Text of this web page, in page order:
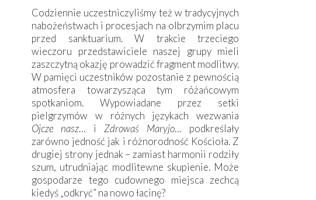
Codziennie uczestniczyliśmy też w tradycyjnych
nabożeństwach i procesjach na olbrzymim placu
przed sanktuarium. W trakcie trzeciego
wieczoru przedstawiciele naszej grupy mieli
zaszczytną okazję prowadzić fragment modlitwy.
W pamięci uczestników pozostanie z pewnością
atmosfera towarzysząca tym różańcowym
spotkaniom. Wypowiadane przez setki
pielgrzymów w różnych językach wezwania
Ojcze nasz… i Zdrowaś Maryjo… podkreślały
zarówno jedność jak i różnorodność Kościoła. Z
drugiej strony jednak – zamiast harmonii rodziły
szum, utrudniając modlitewne skupienie. Może
gospodarze tego cudownego miejsca zechcą
kiedyś „odkryć” na nowo łacinę?